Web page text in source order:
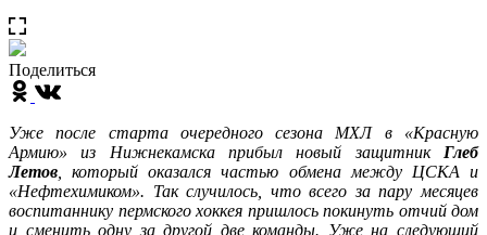
Поделиться
Уже после старта очередного сезона МХЛ в «Красную
Армию» из Нижнекамска прибыл новый защитник Глеб
Летов , который оказался частью обмена между ЦСКА и
«Нефтехимиком». Так случилось, что всего за пару месяцев
воспитаннику пермского хоккея пришлось покинуть отчий дом
и сменить одну за другой две команды. Уже на следующий